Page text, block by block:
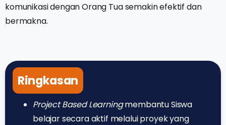
komunikasi dengan Orang Tua semakin efektif dan
bermakna.
Ringkasan
Project Based Learningmembantu Siswa
belajar secara aktif melalui proyek yang